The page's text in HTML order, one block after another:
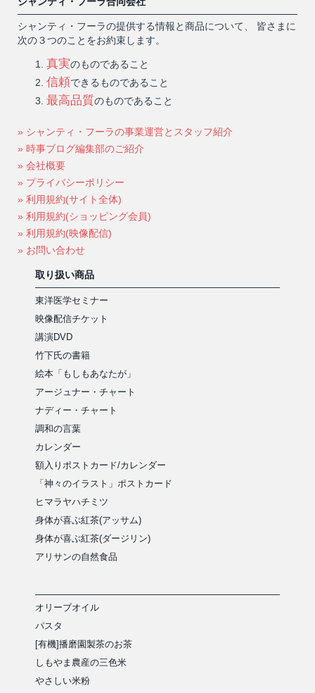
シャンティ・フーラの提供する情報と商品について、 皆さまに
次の３つのことをお約束します。
真実のものであること
信頼できるものであること
最高品質のものであること
» シャンティ・フーラの事業運営とスタッフ紹介
» 時事ブログ編集部のご紹介
» 会社概要
» プライバシーポリシー
» 利用規約(サイト全体)
» 利用規約(ショッピング会員)
» 利用規約(映像配信)
» お問い合わせ
取り扱い商品
東洋医学セミナー
映像配信チケット
講演DVD
竹下氏の書籍
絵本「もしもあなたが」
アージュナー・チャート
ナディー・チャート
調和の言葉
カレンダー
額入りポストカード/カレンダー
「神々のイラスト」ポストカード
ヒマラヤハチミツ
身体が喜ぶ紅茶(アッサム)
身体が喜ぶ紅茶(ダージリン)
アリサンの自然食品
オリーブオイル
パスタ
[有機]播磨園製茶のお茶
しもやま農産の三色米
やさしい米粉